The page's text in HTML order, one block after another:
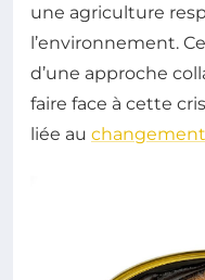
une agriculture
l’environnement.
d’une approche
faire face à cette
liée au